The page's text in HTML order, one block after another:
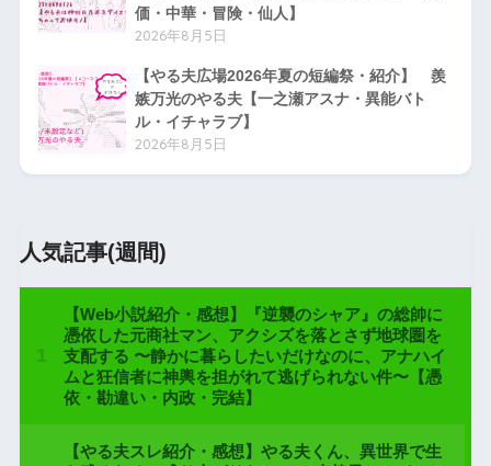
価・中華・冒険・仙人】
2026年8月5日
【やる夫広場2026年夏の短編祭・紹介】 羨
嫉万光のやる夫【一之瀬アスナ・異能バト
ル・イチャラブ】
2026年8月5日
人気記事(週間)